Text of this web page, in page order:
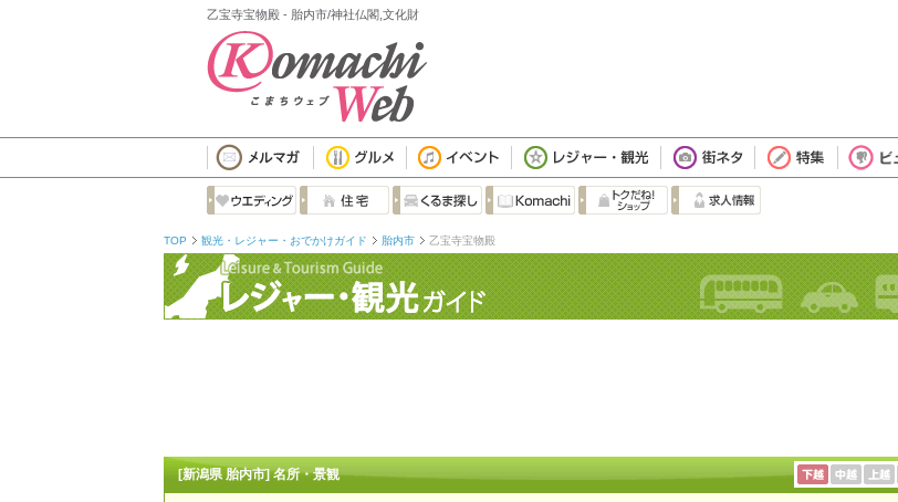
乙宝寺宝物殿 - 胎内市/神社仏閣,文化財
TOP 観光・レジャー・おでかけガイド 胎内市 乙宝寺宝物殿
[新潟県 胎内市] 名所・景観